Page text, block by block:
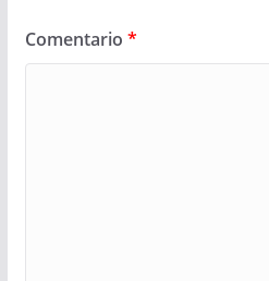
Comentario *